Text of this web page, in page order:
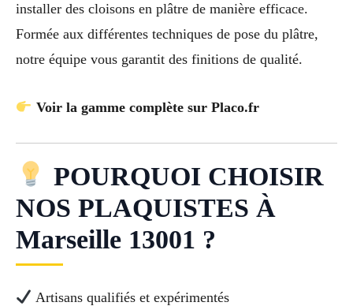
installer des cloisons en plâtre de manière efficace.
Formée aux différentes techniques de pose du plâtre,
notre équipe vous garantit des finitions de qualité.
Voir la gamme complète sur Placo.fr
POURQUOI CHOISIR
NOS PLAQUISTES À
Marseille 13001 ?
Artisans qualifiés et expérimentés